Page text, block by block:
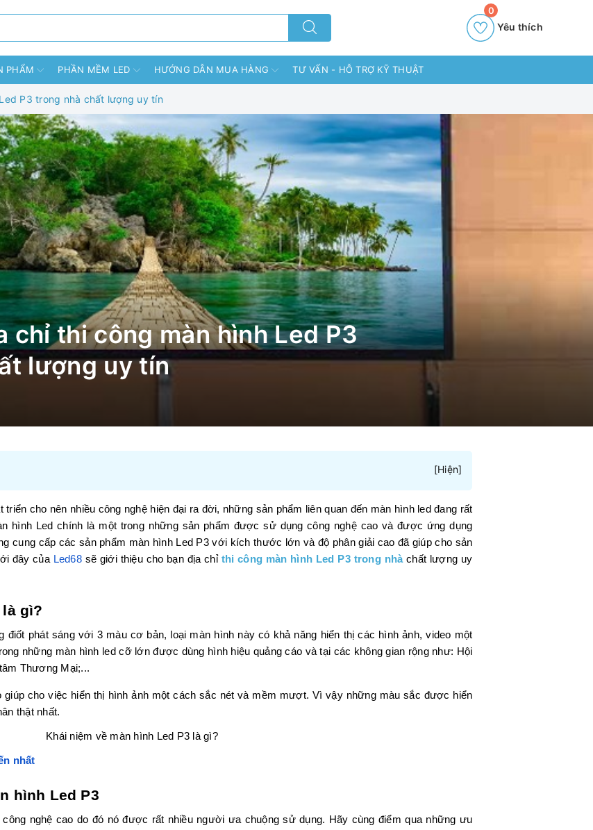
Yêu thích
0
PHẨM PHẦN MỀM LED HƯỚNG DẪN MUA HÀNG TƯ VẤN - HỖ TRỢ KỸ THUẬT
P3 trong nhà chất lượng uy tín
chỉ thi công màn hình Led P3
lượng uy tín
[Hiện]
cho nên nhiều công nghệ hiện đại ra đời, những sản phẩm liên quan đến màn hình led đang rất
hình Led chính là một trong những sản phẩm được sử dụng công nghệ cao và được ứng dụng
cung cấp các sản phẩm màn hình Led P3 với kích thước lớn và độ phân giải cao đã giúp cho sản
đây của Led68sẽ giới thiệu cho bạn địa chỉ thi công màn hình Led P3 trong nhàchất lượng uy
gì?
điốt phát sáng với 3 màu cơ bản, loại màn hình này có khả năng hiển thị các hình ảnh, video một
những màn hình led cỡ lớn được dùng hình hiệu quảng cáo và tại các không gian rộng như: Hội
Thương Mại;...
cho việc hiển thị hình ảnh một cách sắc nét và mềm mượt. Vì vậy những màu sắc được hiển
thật nhất.
nhất
hình Led P3
công nghệ cao do đó nó được rất nhiều người ưa chuộng sử dụng. Hãy cùng điểm qua những ưu